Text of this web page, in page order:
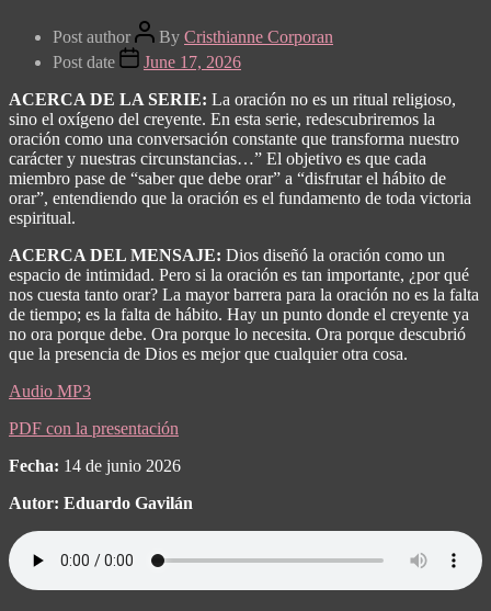
Post author By Cristhianne Corporan
Post date
June 17, 2026
ACERCA DE LA SERIE: La oración no es un ritual religioso,
sino el oxígeno del creyente. En esta serie, redescubriremos la
oración como una conversación constante que transforma nuestro
carácter y nuestras circunstancias…” El objetivo es que cada
miembro pase de “saber que debe orar” a “disfrutar el hábito de
orar”, entendiendo que la oración es el fundamento de toda victoria
espiritual.
ACERCA DEL MENSAJE: Dios diseñó la oración como un
espacio de intimidad. Pero si la oración es tan importante, ¿por qué
nos cuesta tanto orar? La mayor barrera para la oración no es la falta
de tiempo; es la falta de hábito. Hay un punto donde el creyente ya
no ora porque debe. Ora porque lo necesita. Ora porque descubrió
que la presencia de Dios es mejor que cualquier otra cosa.
Audio MP3
PDF con la presentación
Fecha: 14 de junio 2026
Autor: Eduardo Gavilán